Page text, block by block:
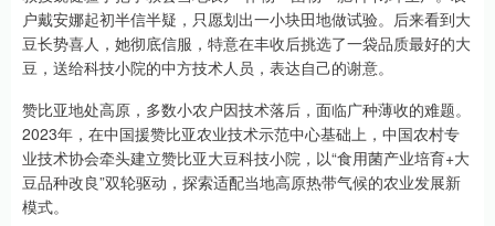
户戴安娜起初半信半疑，只愿划出一小块田地做试验。后来看到大
豆长势喜人，她彻底信服，特意在丰收后挑选了一袋品质最好的大
豆，送给科技小院的中方技术人员，表达自己的谢意。
赞比亚地处高原，多数小农户因技术落后，面临广种薄收的难题。
2023年，在中国援赞比亚农业技术示范中心基础上，中国农村专
业技术协会牵头建立赞比亚大豆科技小院，以“食用菌产业培育+大
豆品种改良”双轮驱动，探索适配当地高原热带气候的农业发展新
模式。